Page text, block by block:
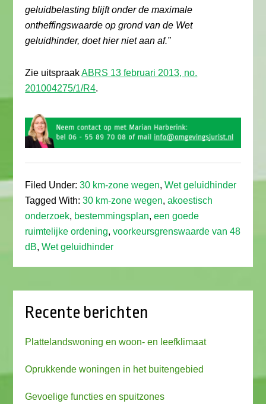
geluidbelasting blijft onder de maximale
ontheffingswaarde op grond van de Wet
geluidhinder, doet hier niet aan af.”
Zie uitspraakABRS 13 februari 2013, no.
201004275/1/R4.
Filed Under:30 km-zone wegen,Wet geluidhinder
Tagged With:30 km-zone wegen,akoestisch
onderzoek, bestemmingsplan,een goede
ruimtelijke ordening,voorkeursgrenswaarde van 48
dB,Wet geluidhinder
Recente berichten
Plattelandswoning en woon- en leefklimaat
Oprukkende woningen in het buitengebied
Gevoelige functies en spuitzones